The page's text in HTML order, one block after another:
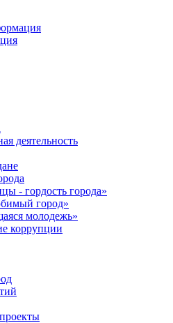
деятельность
- гордость города»
город»
молодежь»
коррупции